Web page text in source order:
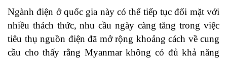
Ngành điện ở quốc gia này có thể tiếp tục đối mặt với
nhiều thách thức, nhu cầu ngày càng tăng trong việc
tiêu thụ nguồn điện đã mở rộng khoảng cách về cung
cầu cho thấy rằng Myanmar không có đủ khả năng